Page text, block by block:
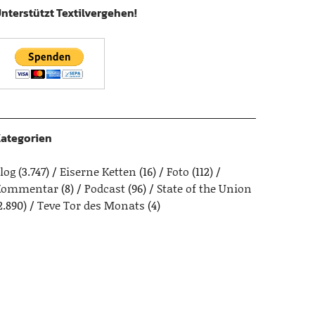
Textilvergehen!
(3.747) Eiserne Ketten (16) Foto (112)
(8) Podcast(96)
State of the Union
Teve Tor des Monats (4)